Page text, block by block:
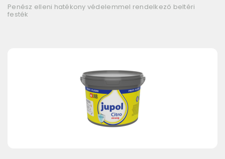
Penész elleni hatékony védelemmel rendelkező beltéri
festék